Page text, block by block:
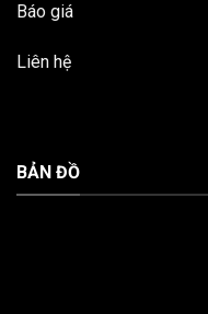
Báo giá
Liên hệ
BẢN ĐỒ